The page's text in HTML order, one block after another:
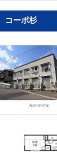
コーポ杉